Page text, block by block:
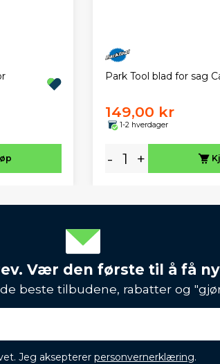
Park Tool blad for sag
149,00 kr
1-2 hverdager
- +
Vær den første til å få
beste tilbudene, rabatter og
Jeg aksepterer personvernerklæring.